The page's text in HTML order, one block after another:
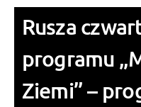
Rusza
programu
Ziemi” –